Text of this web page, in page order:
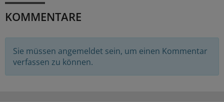
KOMMENTARE
Sie müssen angemeldet sein, um einen Kommentar
verfassen zu können.